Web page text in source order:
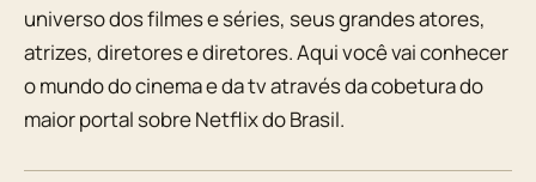
universo dos filmes e séries, seus grandes atores,
atrizes, diretores e diretores. Aqui você vai conhecer
o mundo do cinema e da tv através da cobetura do
maior portal sobre Netflix do Brasil.